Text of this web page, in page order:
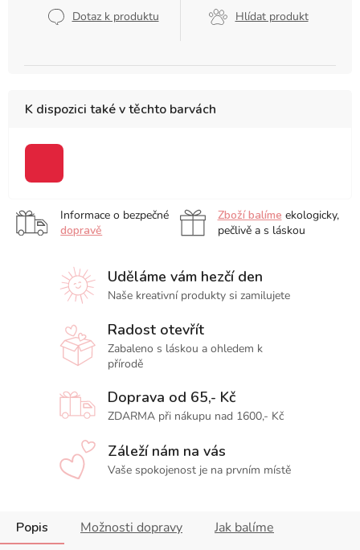
Dotaz k produktu Hlídat produkt
K dispozici také v těchto barvách
Informace o bezpečné
dopravě
Zboží balíme ekologicky,
pečlivě a s láskou
Uděláme vám hezčí den
Naše kreativní produkty si zamilujete
Radost otevřít
Zabaleno s láskou a ohledem k
přírodě
Doprava od 65,- Kč
ZDARMA při nákupu nad 1600,- Kč
Záleží nám na vás
Vaše spokojenost je na prvním místě
Popis Možnosti dopravy
Jak balíme